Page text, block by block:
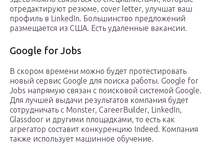
отредактируют резюме, cover letter, улучшат ваш
профиль в LinkedIn. Большинство предложений
размещается из США. Есть удаленные вакансии.
Google for Jobs
В скором времени можно будет протестировать
новый сервис Google для поиска работы. Google for
Jobs напрямую связан с поисковой системой Google.
Для лучшей выдачи результатов компания будет
сотрудничать с Monster, CareerBuilder, LinkedIn,
Glassdoor и другими площадками, то есть как
агрегатор составит конкуренцию Indeed. Компания
также использует машинное обучение.